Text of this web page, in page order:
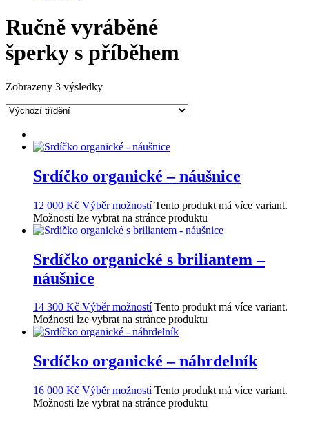
Ručně vyráběné
šperky s příběhem
Zobrazeny 3 výsledky
Srdíčko organické – náušnice
12 000 Kč Výběr možností Tento produkt má více variant.
Možnosti lze vybrat na stránce produktu
Srdíčko organické s briliantem –
náušnice
14 300 Kč Výběr možností Tento produkt má více variant.
Možnosti lze vybrat na stránce produktu
Srdíčko organické – náhrdelník
16 000 Kč Výběr možností Tento produkt má více variant.
Možnosti lze vybrat na stránce produktu